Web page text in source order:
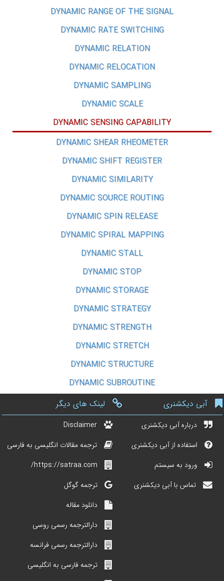
DYNAMIC RANGE OF THE SIGNAL
DYNAMIC RATE SWITCHING
DYNAMIC RELATION
DYNAMIC RELOCATION
DYNAMIC SAMPLING
DYNAMIC SCALE
DYNAMIC SENSING CAPABILITY
DYNAMIC SHEAR RHEOMETER
DYNAMIC SHIFT REGISTER
DYNAMIC SIMILARITY
DYNAMIC SOURCE ROUTING
DYNAMIC SPIN RELEASE
DYNAMIC SPIRAL MAPPING
DYNAMIC STALL
DYNAMIC STOP
DYNAMIC STORAGE
DYNAMIC STRATEGY
DYNAMIC STRENGTH
DYNAMIC STRETCH
DYNAMIC STRUCTURE
DYNAMIC SUBROUTINE
آبی دیکشنری
درباره آبی دیکشنری
استفاده از آبی دیکشنری
ورود به سیستم
تماس با آبی دیکشنری
لینک های دیگر
Disclaimer
ترجمه مقالات انگلیسی به فارسی
https://satraa.com/
ترجمه گوگل
دانلود مقاله
دارالترجمه رسمی روسی
دارالترجمه رسمی فرانسه
ترجمه فارسی به انگلیسی